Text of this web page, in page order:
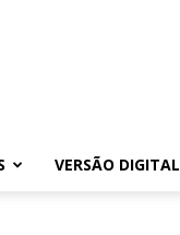
VERSÃO DIGITAL